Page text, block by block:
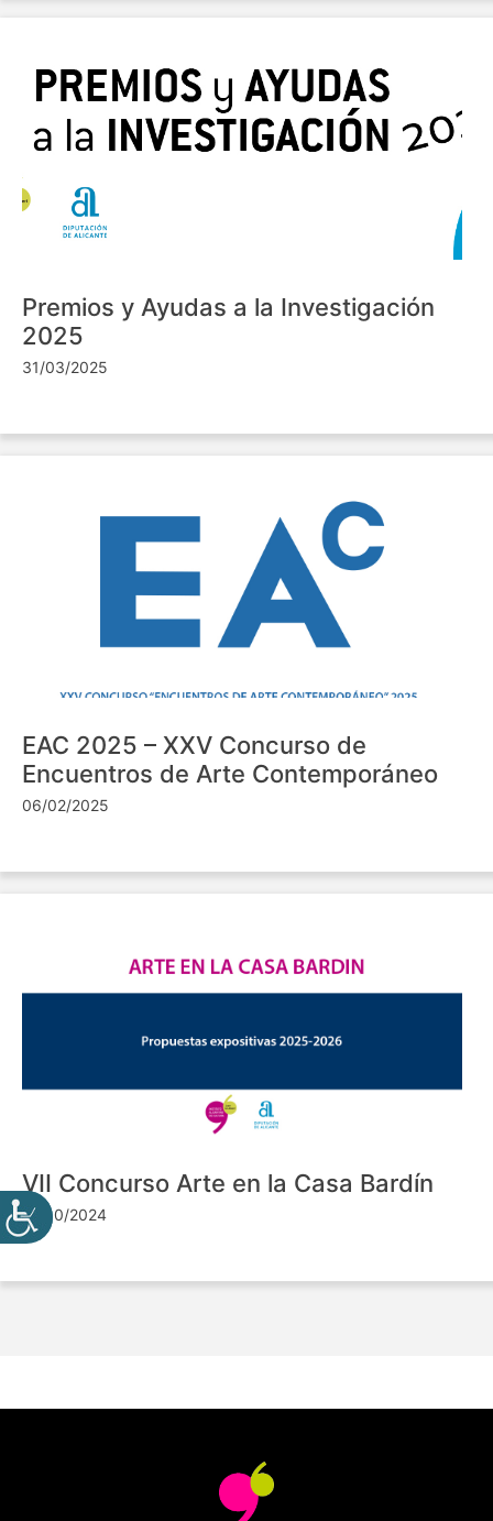
Premios y Ayudas a la Investigación
2025
31/03/2025
EAC 2025 – XXV Concurso de
Encuentros de Arte Contemporáneo
06/02/2025
VII Concurso Arte en la Casa Bardín
24/10/2024